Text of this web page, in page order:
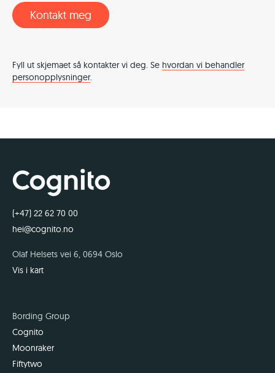
Kontakt meg
Fyll ut skjemaet så kontakter vi deg. Se hvordan vi behandler
personopplysninger.
(+47) 22 62 70 00
hei@cognito.no
Olaf Helsets vei 6, 0694 Oslo
Vis i kart
Bording Group
Cognito
Moonraker
Fiftytwo